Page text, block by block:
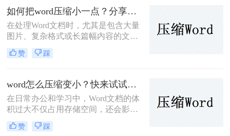
的方法，帮助用户轻松优化Word文
档。
如何把word压缩小一点？分享二种好操作的压缩方法！
在处理Word文档时，尤其是包含大量
图片、复杂格式或长篇幅内容的文
档，文件体积可能会变得相当庞大。
这不仅会占用大量存储空间，还会影
此，将Word文档压缩至更小体积显得
尤为重要。那么如何把word压缩小一
点呢？本文将介绍两种压缩Word文档
的方法。
赞 踩
word怎么压缩变小？快来试试这些压缩方法！
在日常办公和学习中，Word文档的体
积过大不仅占用存储空间，还会影响
传输速度。那么word怎么压缩变小
呢？为了帮助您有效地减小Word文档
赞 踩